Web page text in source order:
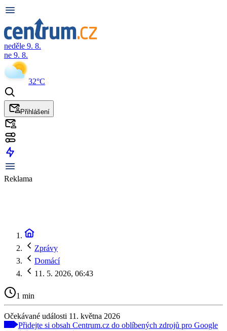
neděle 9. 8.
ne 9. 8.
32°C
Přihlášení
Reklama
Zprávy
Domácí
11. 5. 2026, 06:43
1 min
Očekávané události 11. května 2026
Přidejte si obsah Centrum.cz do oblíbených zdrojů pro Google